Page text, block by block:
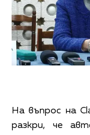
На въпрос на
разкри, че